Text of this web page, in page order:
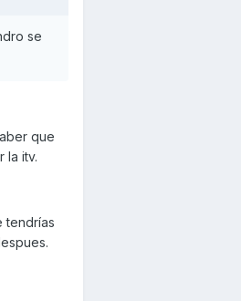
se
que
la itv.
tendrías